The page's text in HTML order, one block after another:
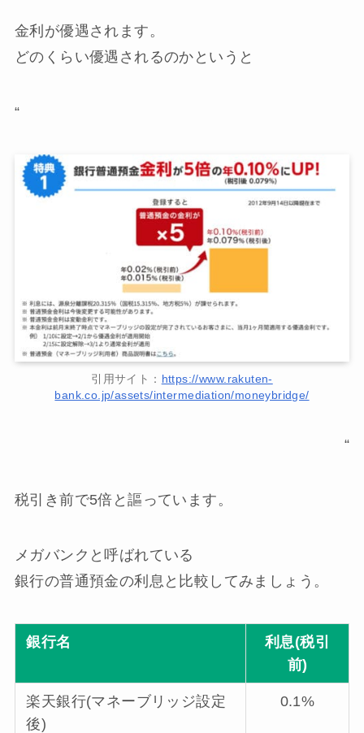
金利が優遇 されます。
どのくらい優遇されるのかというと
“
引用サイト： https://www.rakuten-
bank.co.jp/assets/intermediation/moneybridge/
“
税引き前で5倍 と謳っています。
メガバンクと呼ばれている
銀行の普通預金の利息と比較してみましょう。
銀行名
利息(税引
前)
楽天銀行(マネーブリッジ設定
後)
0.1%